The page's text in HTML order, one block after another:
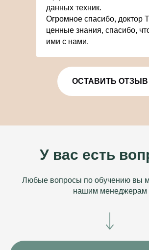
данных техник.
Огромное спасибо, доктор
ценные знания, спасибо,
ими с нами.
ОСТАВИТЬ ОТЗЫВ
У вас есть
Любые вопросы по обучению вы
нашим менеджерам